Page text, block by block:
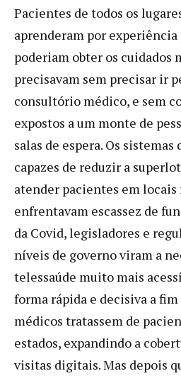
Pacientes de todos os
aprenderam por experiência
poderiam obter os cuidados
precisavam sem precisar ir
consultório médico, e sem
expostos a um monte de
salas de espera. Os sistemas
capazes de reduzir a
atender pacientes em locais
enfrentavam escassez de
da Covid, legisladores e
níveis de governo viram a
telessaúde muito mais
forma rápida e decisiva a
médicos tratassem de
estados, expandindo a
visitas digitais. Mas depois